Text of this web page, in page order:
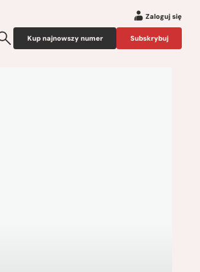
Zaloguj się
Kup najnowszy numer Subskrybuj